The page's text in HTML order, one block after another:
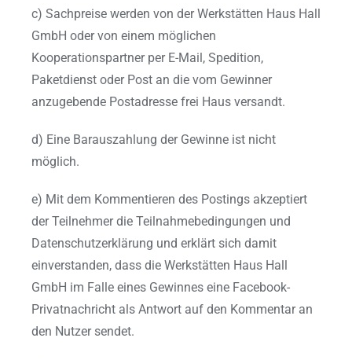
c) Sachpreise werden von der Werkstätten Haus Hall
GmbH oder von einem möglichen
Kooperationspartner per E-Mail, Spedition,
Paketdienst oder Post an die vom Gewinner
anzugebende Postadresse frei Haus versandt.
d) Eine Barauszahlung der Gewinne ist nicht
möglich.
e) Mit dem Kommentieren des Postings akzeptiert
der Teilnehmer die Teilnahmebedingungen und
Datenschutzerklärung und erklärt sich damit
einverstanden, dass die Werkstätten Haus Hall
GmbH im Falle eines Gewinnes eine Facebook-
Privatnachricht als Antwort auf den Kommentar an
den Nutzer sendet.